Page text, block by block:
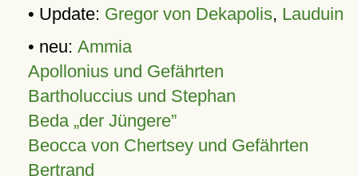
• Update: Gregor von Dekapolis, Lauduin
• neu: Ammia
Apollonius und Gefährten
Bartholuccius und Stephan
Beda „der Jüngere”
Beocca von Chertsey und Gefährten
Bertrand